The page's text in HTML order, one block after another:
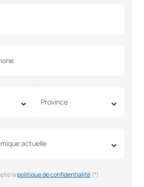
Province
actuelle
lapolitique de confidentialité(*)